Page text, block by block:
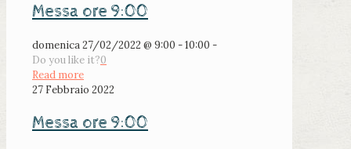
Messa ore 9:00
domenica 27/02/2022 @ 9:00 - 10:00 -
Do you like it?0
Read more
27 Febbraio 2022
Messa ore 9:00